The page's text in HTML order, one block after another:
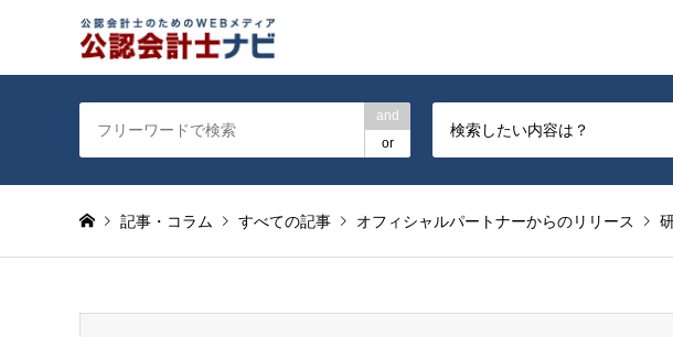
and
or
検索したい内容は？
記事・コラム すべての記事 オフィシャルパートナーからのリリース